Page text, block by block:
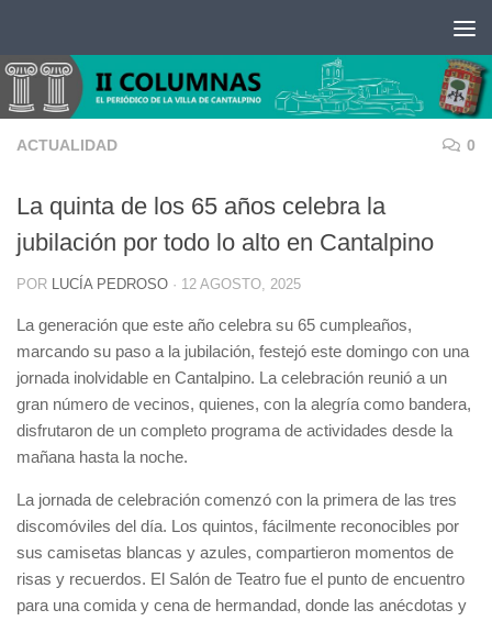
ACTUALIDAD 0
La quinta de los 65 años celebra la
jubilación por todo lo alto en Cantalpino
POR LUCÍA PEDROSO · 12 AGOSTO, 2025
La generación que este año celebra su 65 cumpleaños,
marcando su paso a la jubilación, festejó este domingo con una
jornada inolvidable en Cantalpino. La celebración reunió a un
gran número de vecinos, quienes, con la alegría como bandera,
disfrutaron de un completo programa de actividades desde la
mañana hasta la noche.
La jornada de celebración comenzó con la primera de las tres
discomóviles del día. Los quintos, fácilmente reconocibles por
sus camisetas blancas y azules, compartieron momentos de
risas y recuerdos. El Salón de Teatro fue el punto de encuentro
para una comida y cena de hermandad, donde las anécdotas y